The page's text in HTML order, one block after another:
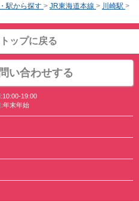
駅から探す > JR東海道本線 > 川崎駅 >
ップに戻る
い合わせする
19:00
:年末年始